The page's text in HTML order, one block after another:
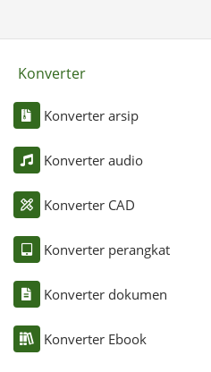
Konverter
Konverter arsip
Konverter audio
Konverter CAD
Konverter perangkat
Konverter dokumen
Konverter Ebook